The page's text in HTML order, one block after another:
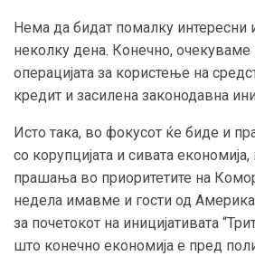
Нема да бидат помалку интересни
неколку дена. Конечно, очекуваме
операцијата за користење на
кредит и засилена законодавна
Исто така, во фокусот ќе биде и
со корупцијата и сивата
прашања во приоритетите на
недела имавме и гости од
за почетокот на иницијативата
што конечно економија е пред